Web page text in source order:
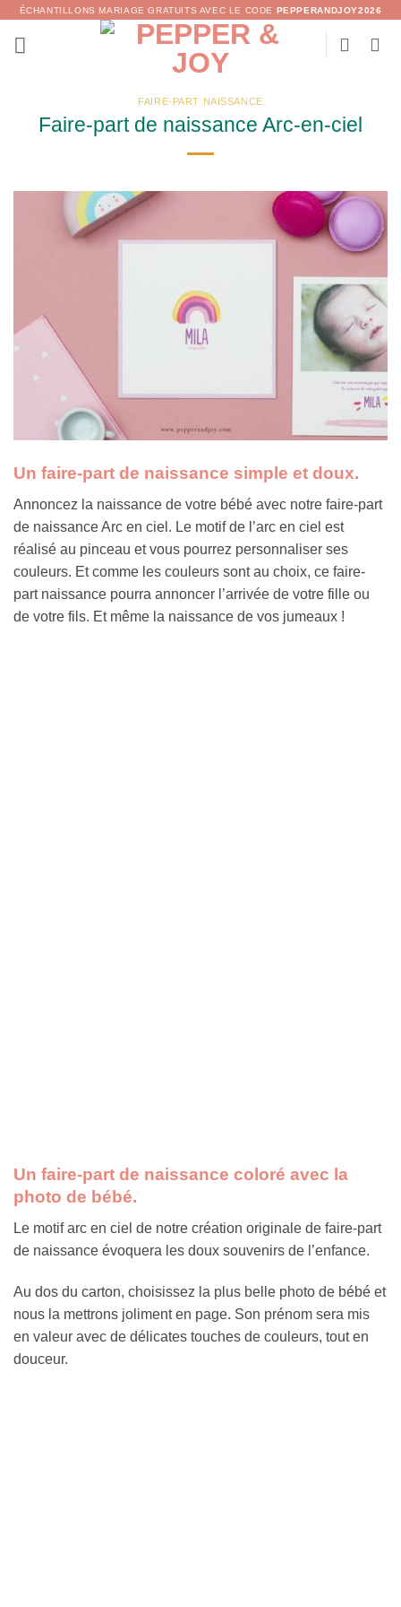
Passer
contenu
ÉCHANTILLONS MARIAGE GRATUITS AVEC LE CODE PEPPERANDJOY2026
FAIRE-PART NAISSANCE
Faire-part de naissance Arc-en-ciel
Un faire-part de naissance simple et doux.
Annoncez la naissance de votre bébé avec notre faire-part
de naissance Arc en ciel. Le motif de l’arc en ciel est
réalisé au pinceau et vous pourrez personnaliser ses
couleurs. Et comme les couleurs sont au choix, ce faire-
part naissance pourra annoncer l’arrivée de votre fille ou
de votre fils. Et même la naissance de vos jumeaux !
Un faire-part de naissance coloré avec la
photo de bébé.
Le motif arc en ciel de notre création originale de faire-part
de naissance évoquera les doux souvenirs de l’enfance.
Au dos du carton, choisissez la plus belle photo de bébé et
nous la mettrons joliment en page. Son prénom sera mis
en valeur avec de délicates touches de couleurs, tout en
douceur.